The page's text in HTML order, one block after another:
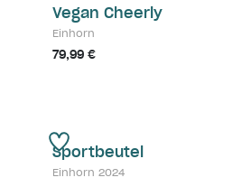
Vegan Cheerly
Einhorn
79,99 €
Sportbeutel
Einhorn 2024